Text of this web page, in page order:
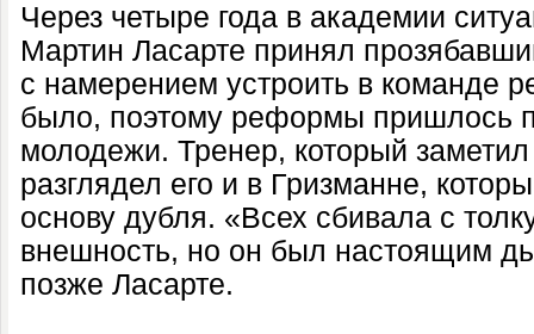
Через четыре года в академии
Мартин Ласарте принял
с намерением устроить в команде
было, поэтому реформы пришлось
молодежи. Тренер, который
разглядел его и в Гризманне,
основу дубля. «Всех сбивала с
внешность, но он был настоящим
позже Ласарте.